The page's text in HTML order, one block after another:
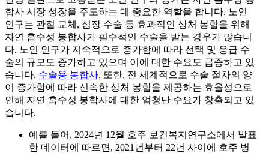
합사 시장 성장을 주도하는 데 중요한 역할을 합니다. 노인
인구는 관절 교체, 심장 수술 등 효과적인 상처 봉합을 위해
자연 흡수성 봉합사가 필수적인 수술을 받는 경우가 많습니
다. 노인 인구가 지속적으로 증가함에 따라 선택 및 응급 수
술의 규모도 증가하고 있으며 이에 대한 수요도 급증하고 있
습니다. 수술용 봉합사. 또한, 전 세계적으로 수술 절차의 양
이 증가함에 따라 신속한 상처 봉합을 제공하는 효율성으로
인해 자연 흡수성 봉합사에 대한 엄청난 수요가 창출되고 있
습니다.
예를 들어, 2024년 12월 호주 보건복지연구소에서 발표
한 데이터에 따르면, 2021년부터 22년 사이에 호주 병